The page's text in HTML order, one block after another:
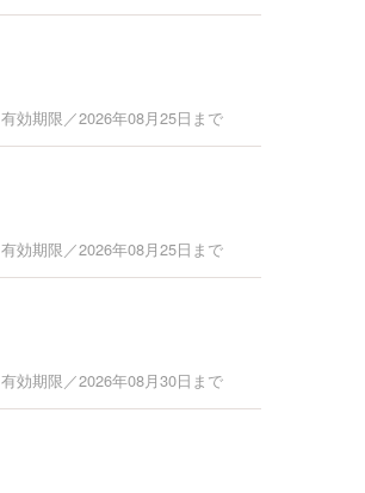
有効期限／2026年08月25日まで
有効期限／2026年08月25日まで
有効期限／2026年08月30日まで